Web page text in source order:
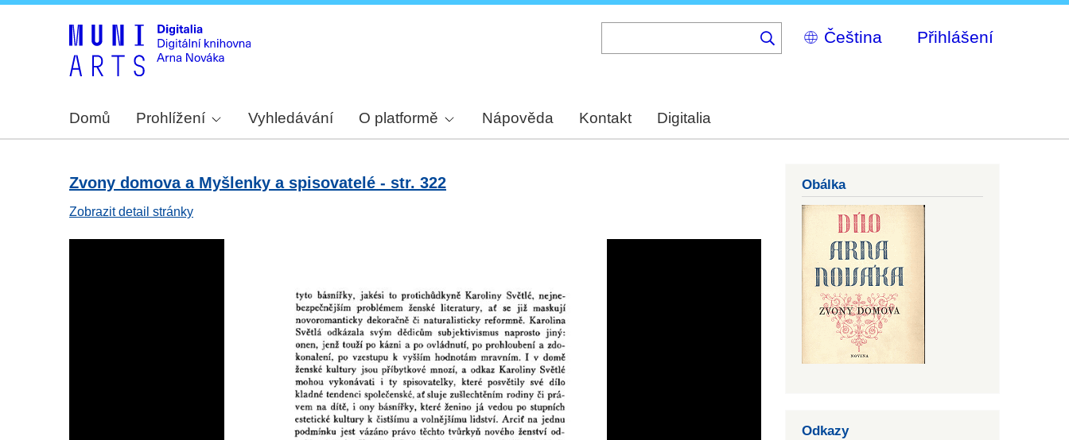
Select
your
Přihlášení
Domů Prohlížení Vyhledávání O platformě Nápověda Kontakt Digitalia
Zvony domova a Myšlenky a spisovatelé - str. 322
Zobrazit detail stránky
Obálka
Odkazy